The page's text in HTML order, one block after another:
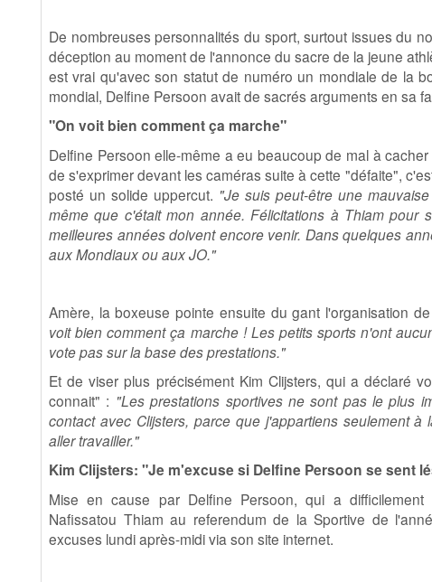
De nombreuses personnalités du sport, surtout issues du
déception au moment de l'annonce du sacre de la jeune
est vrai qu'avec son statut de numéro un mondiale de la
mondial, Delfine Persoon avait de sacrés arguments en sa
"On voit bien comment ça marche"
Delfine Persoon elle-même a eu beaucoup de mal à
de s'exprimer devant les caméras suite à cette "défaite",
posté un solide uppercut. "Je suis peut-être une
même que c'était mon année. Félicitations à Thiam pour
meilleures années doivent encore venir. Dans quelques
aux Mondiaux ou aux JO."
Amère, la boxeuse pointe ensuite du gant l'organisation
voit bien comment ça marche ! Les petits sports n'ont
vote pas sur la base des prestations."
Et de viser plus précisément Kim Clijsters, qui a déclaré
connait" : "Les prestations sportives ne sont pas le plus
contact avec Clijsters, parce que j'appartiens seulement à
aller travailler."
Kim Clijsters: "Je m'excuse si Delfine Persoon se sent
Mise en cause par Delfine Persoon, qui a
Nafissatou Thiam au referendum de la Sportive de
excuses lundi après-midi via son site internet.